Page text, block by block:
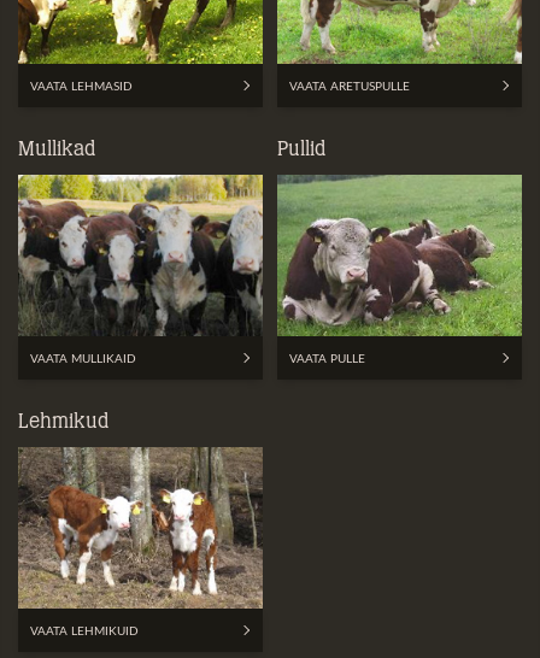
VAATA LEHMASID VAATA ARETUSPULLE
Mullikad
VAATA MULLIKAID
Pullid
VAATA PULLE
Lehmikud
VAATA LEHMIKUID